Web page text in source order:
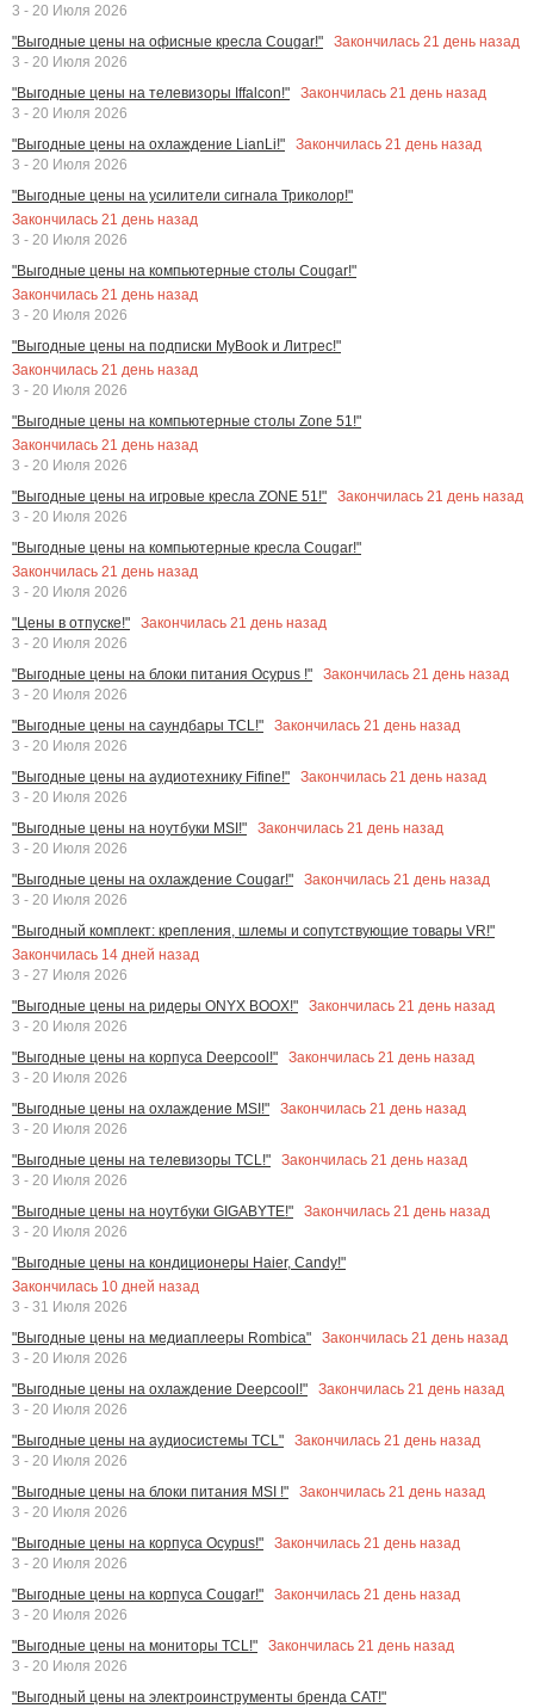
3 - 20 Июля 2026
"Выгодные цены на офисные кресла Cougar!"
Закончилась 21 день назад
3 - 20 Июля 2026
"Выгодные цены на телевизоры Iffalcon!"
Закончилась 21 день назад
3 - 20 Июля 2026
"Выгодные цены на охлаждение LianLi!"
Закончилась 21 день назад
3 - 20 Июля 2026
"Выгодные цены на усилители сигнала Триколор!"
Закончилась 21 день назад
3 - 20 Июля 2026
"Выгодные цены на компьютерные столы Cougar!"
Закончилась 21 день назад
3 - 20 Июля 2026
"Выгодные цены на подписки MyBook и Литрес!"
Закончилась 21 день назад
3 - 20 Июля 2026
"Выгодные цены на компьютерные столы Zone 51!"
Закончилась 21 день назад
3 - 20 Июля 2026
"Выгодные цены на игровые кресла ZONE 51!"
Закончилась 21 день назад
3 - 20 Июля 2026
"Выгодные цены на компьютерные кресла Cougar!"
Закончилась 21 день назад
3 - 20 Июля 2026
"Цены в отпуске!"
Закончилась 21 день назад
3 - 20 Июля 2026
"Выгодные цены на блоки питания Ocypus !"
Закончилась 21 день назад
3 - 20 Июля 2026
"Выгодные цены на саундбары TCL!"
Закончилась 21 день назад
3 - 20 Июля 2026
"Выгодные цены на аудиотехнику Fifine!"
Закончилась 21 день назад
3 - 20 Июля 2026
"Выгодные цены на ноутбуки MSI!"
Закончилась 21 день назад
3 - 20 Июля 2026
"Выгодные цены на охлаждение Cougar!"
Закончилась 21 день назад
3 - 20 Июля 2026
"Выгодный комплект: крепления, шлемы и сопутствующие товары VR!"
Закончилась 14 дней назад
3 - 27 Июля 2026
"Выгодные цены на ридеры ONYX BOOX!"
Закончилась 21 день назад
3 - 20 Июля 2026
"Выгодные цены на корпуса Deepcool!"
Закончилась 21 день назад
3 - 20 Июля 2026
"Выгодные цены на охлаждение MSI!"
Закончилась 21 день назад
3 - 20 Июля 2026
"Выгодные цены на телевизоры TCL!"
Закончилась 21 день назад
3 - 20 Июля 2026
"Выгодные цены на ноутбуки GIGABYTE!"
Закончилась 21 день назад
3 - 20 Июля 2026
"Выгодные цены на кондиционеры Haier, Candy!"
Закончилась 10 дней назад
3 - 31 Июля 2026
"Выгодные цены на медиаплееры Rombica"
Закончилась 21 день назад
3 - 20 Июля 2026
"Выгодные цены на охлаждение Deepcool!"
Закончилась 21 день назад
3 - 20 Июля 2026
"Выгодные цены на аудиосистемы TCL"
Закончилась 21 день назад
3 - 20 Июля 2026
"Выгодные цены на блоки питания MSI !"
Закончилась 21 день назад
3 - 20 Июля 2026
"Выгодные цены на корпуса Ocypus!"
Закончилась 21 день назад
3 - 20 Июля 2026
"Выгодные цены на корпуса Cougar!"
Закончилась 21 день назад
3 - 20 Июля 2026
"Выгодные цены на мониторы TCL!"
Закончилась 21 день назад
3 - 20 Июля 2026
"Выгодный цены на электроинструменты бренда CAT!"